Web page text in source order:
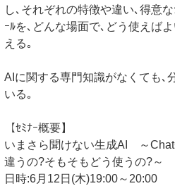
し､それぞれの特徴や違い､得意
ｰﾙを､どんな場面で､どう使えば
える｡
AIに関する専門知識がなくても､
いる｡
【ｾﾐﾅｰ概要】
いまさら聞けない生成AI ～
違うの?そもそもどう使うの?～
日時:6月12日(木)19:00～20:00